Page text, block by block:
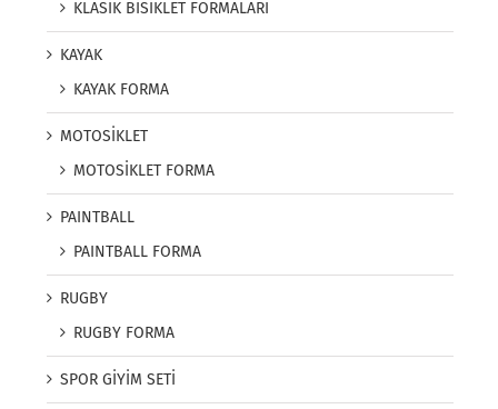
KLASİK BİSİKLET FORMALARI
KAYAK
KAYAK FORMA
MOTOSİKLET
MOTOSİKLET FORMA
PAINTBALL
PAINTBALL FORMA
RUGBY
RUGBY FORMA
SPOR GİYİM SETİ